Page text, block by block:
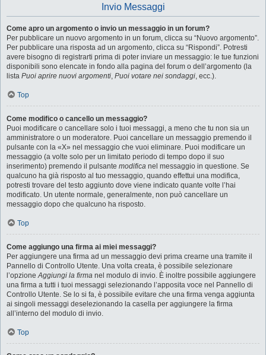
Invio Messaggi
Come apro un argomento o invio un messaggio in un forum?
Per pubblicare un nuovo argomento in un forum, clicca su “Nuovo argomento”.
Per pubblicare una risposta ad un argomento, clicca su “Rispondi”. Potresti
avere bisogno di registrarti prima di poter inviare un messaggio: le tue funzioni
disponibili sono elencate in fondo alla pagina del forum o dell’argomento (la
lista Puoi aprire nuovi argomenti, Puoi votare nei sondaggi, ecc.).
Top
Come modifico o cancello un messaggio?
Puoi modificare o cancellare solo i tuoi messaggi, a meno che tu non sia un
amministratore o un moderatore. Puoi cancellare un messaggio premendo il
pulsante con la «X» nel messaggio che vuoi eliminare. Puoi modificare un
messaggio (a volte solo per un limitato periodo di tempo dopo il suo
inserimento) premendo il pulsante modifica nel messaggio in questione. Se
qualcuno ha già risposto al tuo messaggio, quando effettui una modifica,
potresti trovare del testo aggiunto dove viene indicato quante volte l’hai
modificato. Un utente normale, generalmente, non può cancellare un
messaggio dopo che qualcuno ha risposto.
Top
Come aggiungo una firma ai miei messaggi?
Per aggiungere una firma ad un messaggio devi prima crearne una tramite il
Pannello di Controllo Utente. Una volta creata, è possibile selezionare
l’opzioneAggiungi la firma nel modulo di invio. È inoltre possibile aggiungere
una firma a tutti i tuoi messaggi selezionando l’apposita voce nel Pannello di
Controllo Utente. Se lo si fa, è possibile evitare che una firma venga aggiunta
ai singoli messaggi deselezionando la casella per aggiungere la firma
all’interno del modulo di invio.
Top